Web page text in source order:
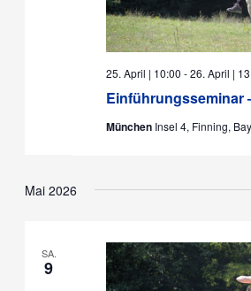
Einführungsseminar
25. April | 10:00 -26. April |
München Insel 4, Finning,
Mai 2026
SA.
9